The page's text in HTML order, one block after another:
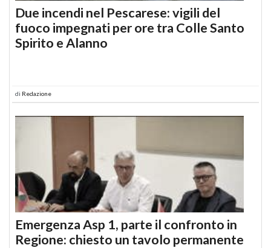
Due incendi nel Pescarese: vigili del
fuoco impegnati per ore tra Colle Santo
Spirito e Alanno
di Redazione
Emergenza Asp 1, parte il confronto in
Regione: chiesto un tavolo permanente